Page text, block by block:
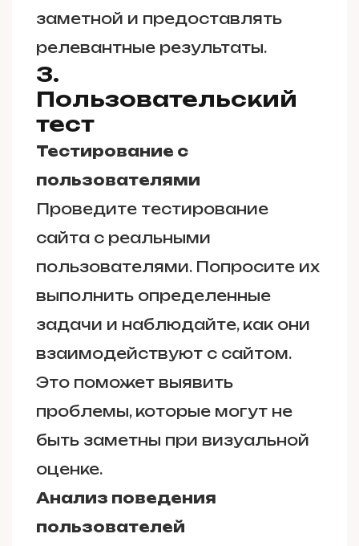
заметной и предоставлять
релевантные результаты.
3.
Пользовательский
тест
Тестирование с
пользователями
Проведите тестирование
сайта с реальными
пользователями. Попросите их
выполнить определенные
задачи и наблюдайте, как они
взаимодействуют с сайтом.
Это поможет выявить
проблемы, которые могут не
быть заметны при визуальной
оценке.
Анализ поведения
пользователей